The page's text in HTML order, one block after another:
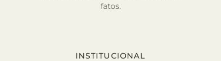
fatos.
INSTITUCIONAL